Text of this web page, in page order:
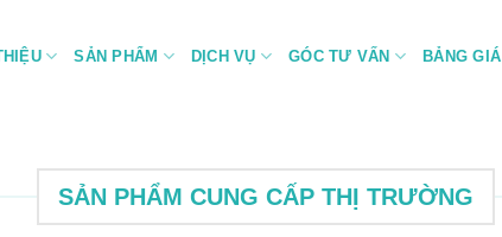
SẢN PHẨM DỊCH VỤ GÓC TƯ VẤN BẢNG GIÁ
SẢN PHẨM CUNG CẤP THỊ TRƯỜNG